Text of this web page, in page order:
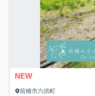
NEW
前橋市六供町